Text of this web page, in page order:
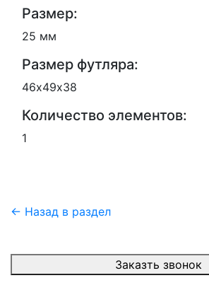
Размер:
25 мм
Размер футляра:
46х49х38
Количество элементов:
1
← Назад в раздел
Заказть звонок